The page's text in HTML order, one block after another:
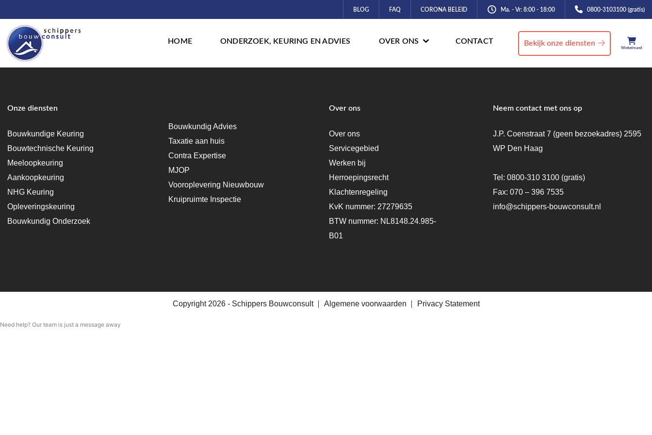
BLOG FAQ CORONA BELEID Ma. - Vr: 8:00 - 18:00 0800-3103100 (gratis)
HOME ONDERZOEK, KEURING EN ADVIES OVER ONS CONTACT
Winkelmand
Bekijk onze diensten
Onze diensten
Bouwkundige Keuring
Bouwtechnische Keuring
Meeloopkeuring
Aankoopkeuring
NHG Keuring
Opleveringskeuring
Bouwkundig Onderzoek
Bouwkundig Advies
Taxatie aan huis
Contra Expertise
MJOP
Vooroplevering Nieuwbouw
Kruipruimte Inspectie
Over ons
Over ons
Servicegebied
Werken bij
Herroepingsrecht
Klachtenregeling
KvK nummer: 27279635
BTW nummer: NL8148.24.985-
B01
Neem contact met ons op
J.P. Coenstraat 7 (geen bezoekadres) 2595
WP Den Haag
Tel: 0800-310 3100(gratis)
Fax: 070 – 396 7535
info@schippers-bouwconsult.nl
Copyright 2026 - Schippers Bouwconsult Algemene voorwaarden Privacy Statement
Need help? Our team is just a message away